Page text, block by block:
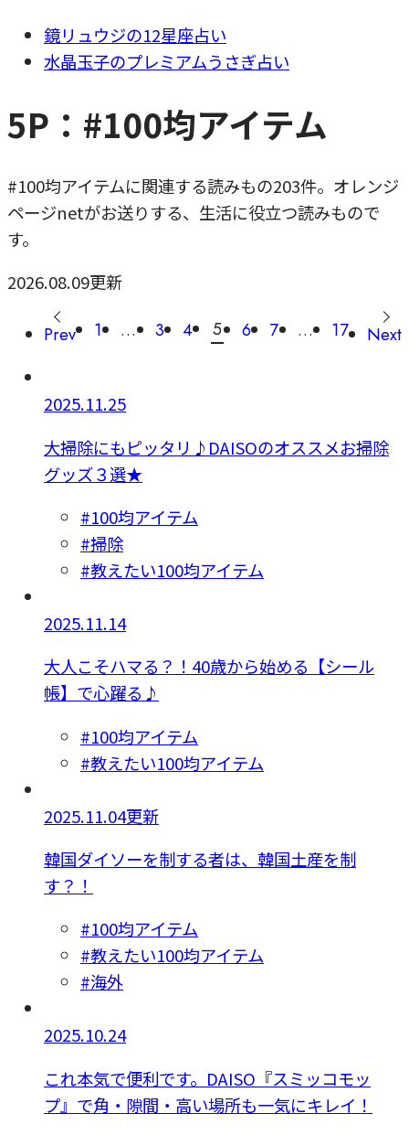
鏡リュウジの12星座占い
水晶玉子のプレミアムうさぎ占い
5P：#100均アイテム
#100均アイテムに関連する読みもの203件。オレンジ
ページnetがお送りする、生活に役立つ読みもので
す。
2026.08.09更新
Prev 1 … 3 4 5 6 7 … 17 Next
2025.11.25
大掃除にもピッタリ♪DAISOのオススメお掃除
グッズ３選★
#100均アイテム
#掃除
#教えたい100均アイテム
2025.11.14
大人こそハマる？！40歳から始める【シール
帳】で心躍る♪
#100均アイテム
#教えたい100均アイテム
2025.11.04更新
韓国ダイソーを制する者は、韓国土産を制
す？！
#100均アイテム
#教えたい100均アイテム
#海外
2025.10.24
これ本気で便利です。DAISO『スミッコモッ
プ』で角・隙間・高い場所も一気にキレイ！